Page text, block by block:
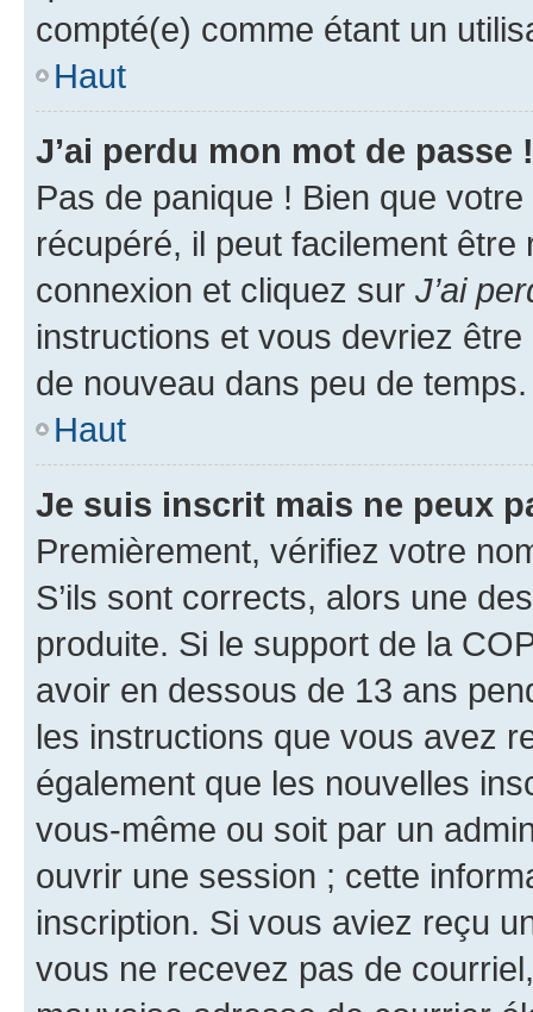
compté(e) comme étant un
Haut
J’ai perdu mon mot de passe !
Pas de panique ! Bien que
récupéré, il peut facilement
connexion et cliquez sur J’ai
instructions et vous devriez
de nouveau dans peu de temps.
Haut
Je suis inscrit mais ne peux
Premièrement, vérifiez votre
S’ils sont corrects, alors une
produite. Si le support de la
avoir en dessous de 13 ans
les instructions que vous avez
également que les nouvelles
vous-même ou soit par un
ouvrir une session ; cette
inscription. Si vous aviez reçu
vous ne recevez pas de